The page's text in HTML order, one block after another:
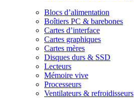
Blocs d’alimentation
Boîtiers PC & barebones
Cartes d’interface
Cartes graphiques
Cartes mères
Disques durs & SSD
Lecteurs
Mémoire vive
Processeurs
Ventilateurs & refroidisseurs